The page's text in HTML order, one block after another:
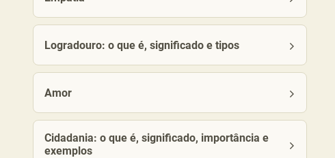
Logradouro: o que é, significado e tipos
Amor
Cidadania: o que é, significado, importância e
exemplos